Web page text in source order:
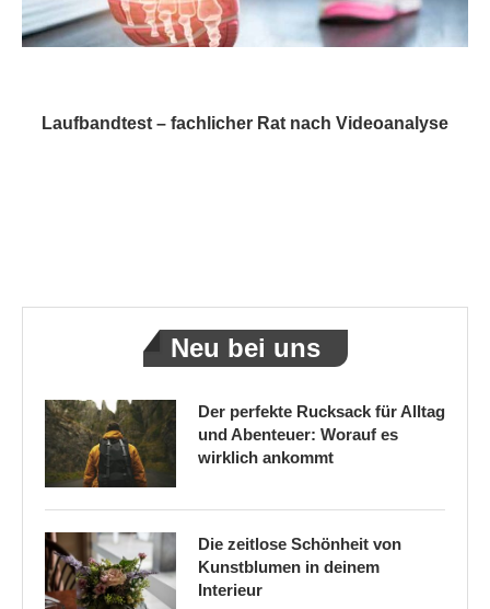
Laufbandtest – fachlicher Rat nach Videoanalyse
Neu bei uns
Der perfekte Rucksack für Alltag
und Abenteuer: Worauf es
wirklich ankommt
Die zeitlose Schönheit von
Kunstblumen in deinem
Interieur